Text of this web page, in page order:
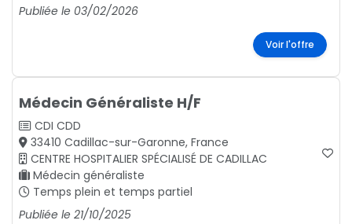
Publiée le 03/02/2026
Voir l'offre
Médecin Généraliste H/F
CDI CDD
33410 Cadillac-sur-Garonne, France
CENTRE HOSPITALIER SPÉCIALISÉ DE CADILLAC
Médecin généraliste
Temps plein et temps partiel
Publiée le 21/10/2025